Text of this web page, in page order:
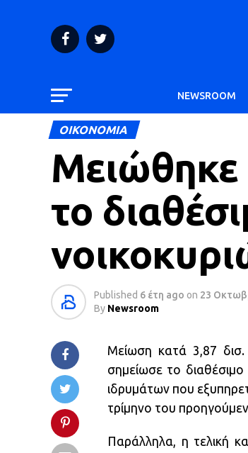
NEWSROOM
ΟΙΚΟΝΟΜΙΑ
Μειώθηκε
το
Published 6 έτη ago on 23
By Newsroom
Μείωση κατά 3,87
σημείωσε το
ιδρυμάτων που
τρίμηνο του
Παράλληλα, η τελική